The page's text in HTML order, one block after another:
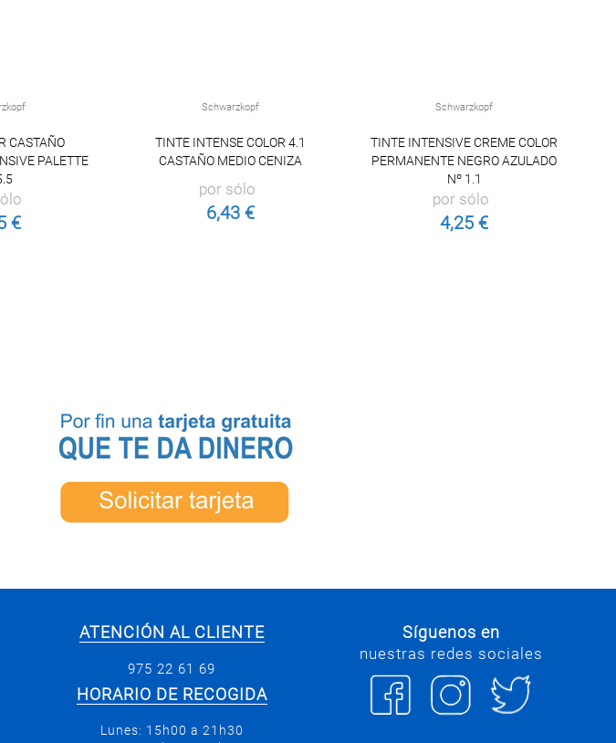
CASTAÑO
PALETTE
€
Schwarzkopf
TINTE INTENSE COLOR 4.1
CASTAÑO MEDIO CENIZA
por sólo
6,43 €
Schwarzkopf
TINTE INTENSIVE CREME COLOR
PERMANENTE NEGRO AZULADO
Nº 1.1
por sólo
4,25 €
ATENCIÓN AL CLIENTE
975 22 61 69
HORARIO DE RECOGIDA
Lunes: 15h00 a 21h30
Síguenos en
nuestras redes sociales